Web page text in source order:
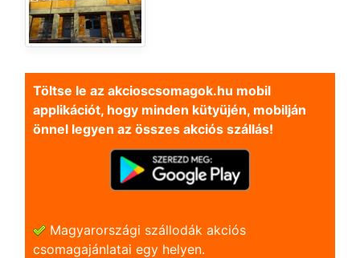
Töltse le az akcioscsomagok.hu mobil
applikációt, hogy minden kütyüjén, mobilján
önnel legyen az összes akciós szállás!
Magyarországi szállodák akciós
csomagajánlatai egy helyen.